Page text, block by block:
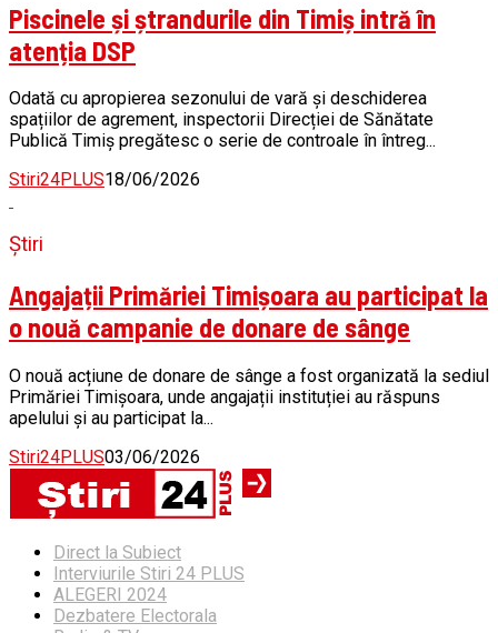
Piscinele și ștrandurile din Timiș intră în
atenția DSP
Odată cu apropierea sezonului de vară și deschiderea
spațiilor de agrement, inspectorii Direcției de Sănătate
Publică Timiș pregătesc o serie de controale în întreg...
Stiri24PLUS18/06/2026
Știri
Angajații Primăriei Timișoara au participat la
o nouă campanie de donare de sânge
O nouă acțiune de donare de sânge a fost organizată la sediul
Primăriei Timișoara, unde angajații instituției au răspuns
apelului și au participat la...
Stiri24PLUS03/06/2026
Direct la Subiect
Interviurile Stiri 24 PLUS
ALEGERI 2024
Dezbatere Electorala